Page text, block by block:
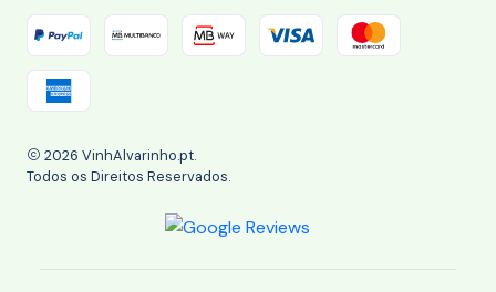
2026 VinhAlvarinho.pt.
Todos os Direitos Reservados.